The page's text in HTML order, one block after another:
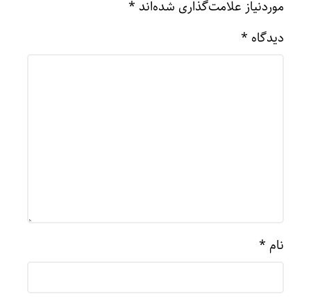
موردنیاز علامت‌گذاری شده‌اند *
دیدگاه *
نام *